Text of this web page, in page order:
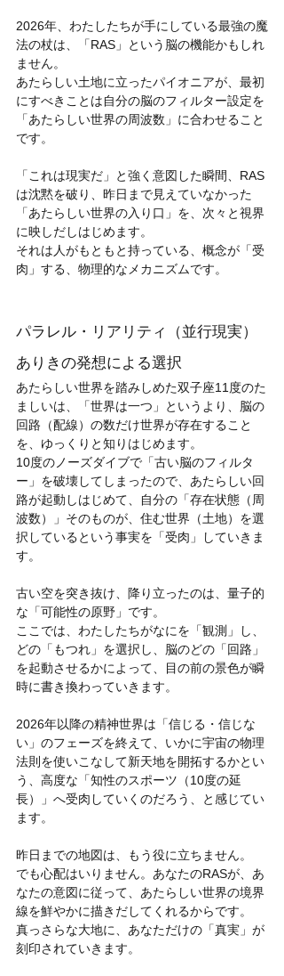
2026年、わたしたちが手にしている最強の魔
法の杖は、「RAS」という脳の機能かもしれ
ません。
あたらしい土地に立ったパイオニアが、最初
にすべきことは自分の脳のフィルター設定を
「あたらしい世界の周波数」に合わせること
です。
「これは現実だ」と強く意図した瞬間、RAS
は沈黙を破り、昨日まで見えていなかった
「あたらしい世界の入り口」を、次々と視界
に映しだしはじめます。
それは人がもともと持っている、概念が「受
肉」する、物理的なメカニズムです。
パラレル・リアリティ（並行現実）
ありきの発想による選択
あたらしい世界を踏みしめた双子座11度のた
ましいは、「世界は一つ」というより、脳の
回路（配線）の数だけ世界が存在すること
を、ゆっくりと知りはじめます。
10度のノーズダイブで「古い脳のフィルタ
ー」を破壊してしまったので、あたらしい回
路が起動しはじめて、自分の「存在状態（周
波数）」そのものが、住む世界（土地）を選
択しているという事実を「受肉」していきま
す。
古い空を突き抜け、降り立ったのは、量子的
な「可能性の原野」です。
ここでは、わたしたちがなにを「観測」し、
どの「もつれ」を選択し、脳のどの「回路」
を起動させるかによって、目の前の景色が瞬
時に書き換わっていきます。
2026年以降の精神世界は「信じる・信じな
い」のフェーズを終えて、いかに宇宙の物理
法則を使いこなして新天地を開拓するかとい
う、高度な「知性のスポーツ（10度の延
長）」へ受肉していくのだろう、と感じてい
ます。
昨日までの地図は、もう役に立ちません。
でも心配はいりません。あなたのRASが、あ
なたの意図に従って、あたらしい世界の境界
線を鮮やかに描きだしてくれるからです。
真っさらな大地に、あなただけの「真実」が
刻印されていきます。